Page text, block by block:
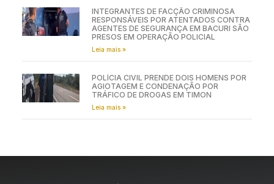
INTEGRANTES DE FACÇÃO CRIMINOSA
RESPONSÁVEIS POR ATENTADOS CONTRA
AGENTES DE SEGURANÇA EM BACURI SÃO
PRESOS EM OPERAÇÃO POLICIAL
Leia mais »
POLÍCIA CIVIL PRENDE DOIS HOMENS POR
AGIOTAGEM E CONDENAÇÃO POR
TRÁFICO DE DROGAS EM TIMON
Leia mais »